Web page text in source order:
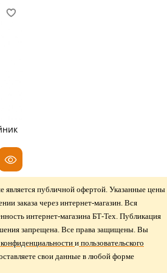
является публичной офертой. Указанные цены
заказа через интернет-магазин. Вся
интернет-магазина БТ-Тех. Публикация
запрещена. Все права защищены. Вы
и пользовательского
свои данные в любой форме